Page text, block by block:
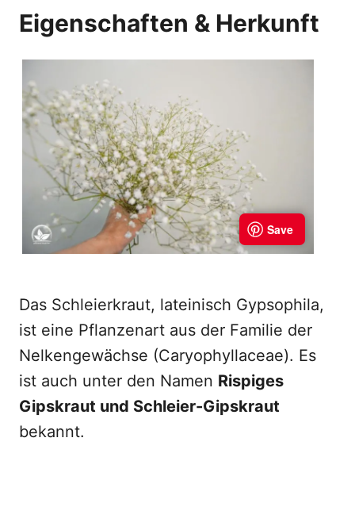
Eigenschaften & Herkunft
Das Schleierkraut, lateinisch Gypsophila,
ist eine Pflanzenart aus der Familie der
Nelkengewächse (Caryophyllaceae). Es
ist auch unter den Namen Rispiges
Gipskraut und Schleier-Gipskraut
bekannt.